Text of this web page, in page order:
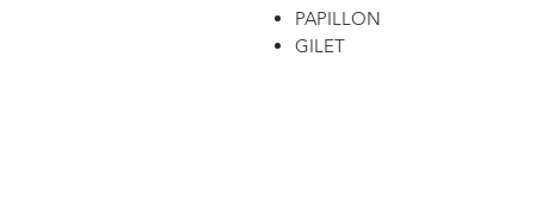
PAPILLON
GILET